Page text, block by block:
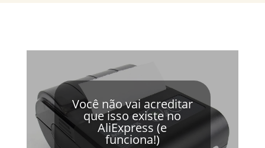
Você não vai acreditar
que isso existe no
AliExpress (e
funciona!)